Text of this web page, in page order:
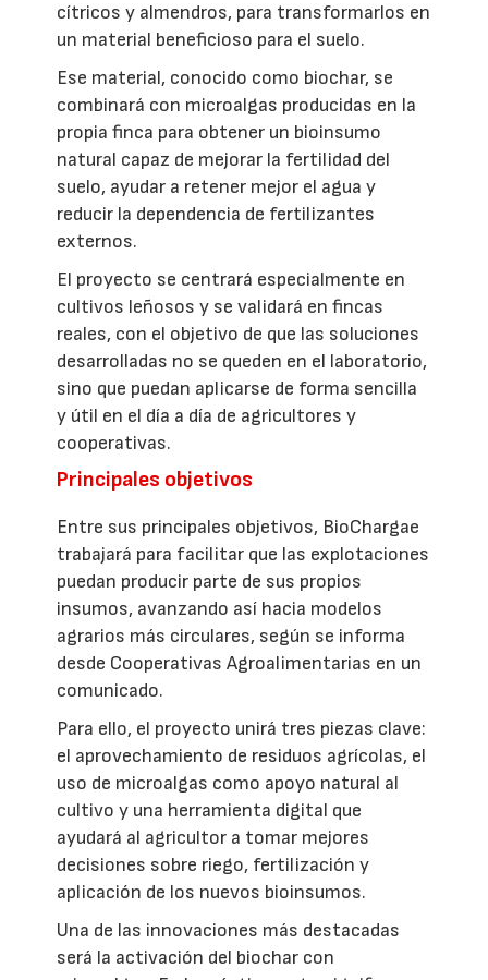
cítricos y almendros, para transformarlos en
un material beneficioso para el suelo.
Ese material, conocido como biochar, se
combinará con microalgas producidas en la
propia finca para obtener un bioinsumo
natural capaz de mejorar la fertilidad del
suelo, ayudar a retener mejor el agua y
reducir la dependencia de fertilizantes
externos.
El proyecto se centrará especialmente en
cultivos leñosos y se validará en fincas
reales, con el objetivo de que las soluciones
desarrolladas no se queden en el laboratorio,
sino que puedan aplicarse de forma sencilla
y útil en el día a día de agricultores y
cooperativas.
Principales objetivos
Entre sus principales objetivos, BioChargae
trabajará para facilitar que las explotaciones
puedan producir parte de sus propios
insumos, avanzando así hacia modelos
agrarios más circulares, según se informa
desde Cooperativas Agroalimentarias en un
comunicado.
Para ello, el proyecto unirá tres piezas clave:
el aprovechamiento de residuos agrícolas, el
uso de microalgas como apoyo natural al
cultivo y una herramienta digital que
ayudará al agricultor a tomar mejores
decisiones sobre riego, fertilización y
aplicación de los nuevos bioinsumos.
Una de las innovaciones más destacadas
será la activación del biochar con